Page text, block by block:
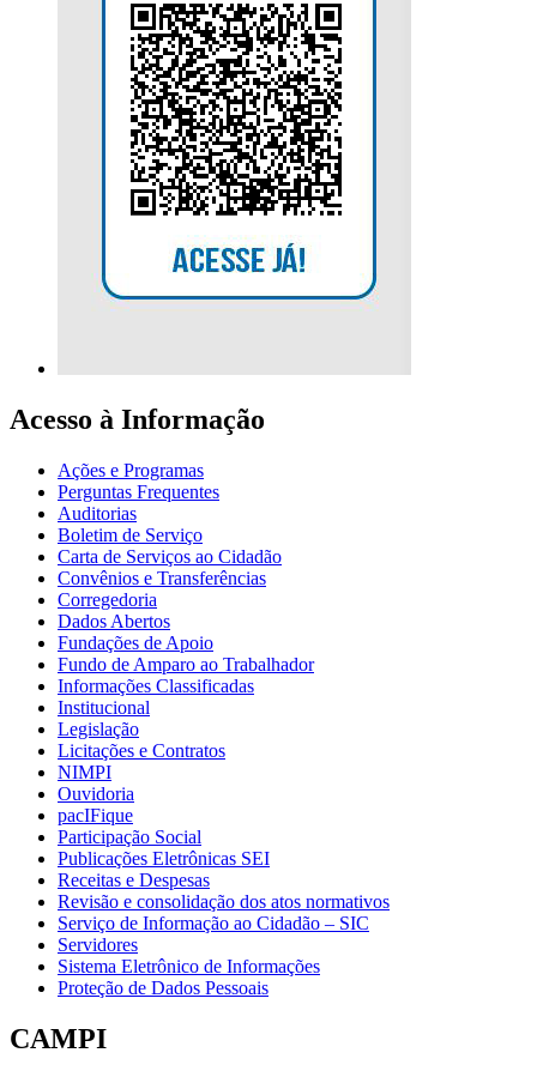
Acesso à Informação
Ações e Programas
Perguntas Frequentes
Auditorias
Boletim de Serviço
Carta de Serviços ao Cidadão
Convênios e Transferências
Corregedoria
Dados Abertos
Fundações de Apoio
Fundo de Amparo ao Trabalhador
Informações Classificadas
Institucional
Legislação
Licitações e Contratos
NIMPI
Ouvidoria
pacIFique
Participação Social
Publicações Eletrônicas SEI
Receitas e Despesas
Revisão e consolidação dos atos normativos
Serviço de Informação ao Cidadão – SIC
Servidores
Sistema Eletrônico de Informações
Proteção de Dados Pessoais
CAMPI